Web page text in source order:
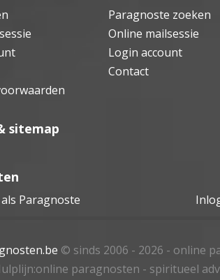
Paragnoste zoeken
Online mailsessie
Login account
Contact
sitemap
Paragnoste
© sinds 2006 - 2026 - online
paragnosten - spiritueel